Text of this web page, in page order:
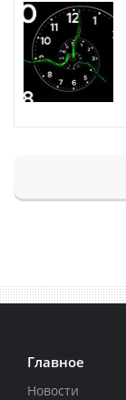
Главное
Новости